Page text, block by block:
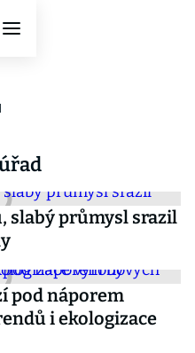
slabý průmysl srazil
pod náporem
i ekologizace